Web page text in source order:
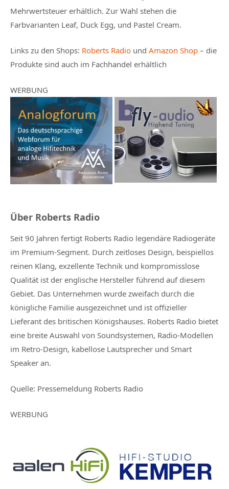
Mehrwertsteuer erhältlich. Zur Wahl stehen die
Farbvarianten Leaf, Duck Egg, und Pastel Cream.
Links zu den Shops: Roberts Radio und Amazon Shop – die
Produkte sind auch im Fachhandel erhältlich
WERBUNG
Über Roberts Radio
Seit 90 Jahren fertigt Roberts Radio legendäre Radiogeräte
im Premium-Segment. Durch zeitloses Design, beispiellos
reinen Klang, exzellente Technik und kompromisslose
Qualität ist der englische Hersteller führend auf diesem
Gebiet. Das Unternehmen wurde zweifach durch die
königliche Familie ausgezeichnet und ist offizieller
Lieferant des britischen Königshauses. Roberts Radio bietet
eine breite Auswahl von Soundsystemen, Radio-Modellen
im Retro-Design, kabellose Lautsprecher und Smart
Speaker an.
Quelle: Pressemeldung Roberts Radio
WERBUNG